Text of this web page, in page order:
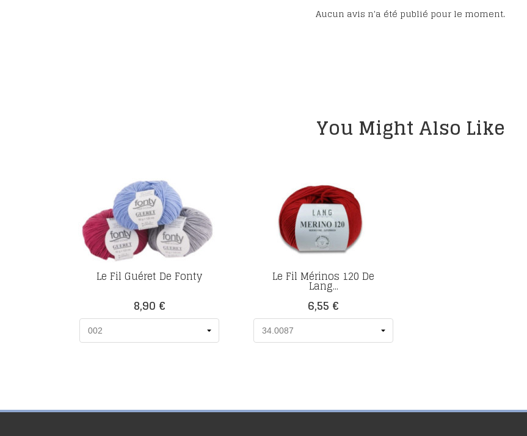
Aucun avis n'a été publié pour le moment.
You Might Also Like
Le Fil Guéret De Fonty
Prix
8,90 €
Le Fil Mérinos 120 De
Lang...
Prix
6,55 €